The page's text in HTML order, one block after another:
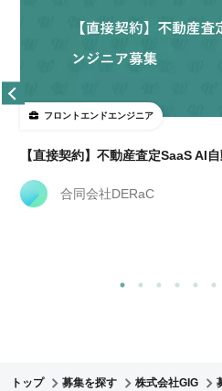
フロントエンドエンジニア
【直接契約】不動産査定SaaS AI
合同会社DERaC
トップ 募集を探す 株式会社GIG